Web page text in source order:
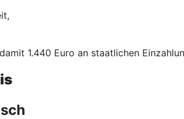
1.440 Euro an staatlichen